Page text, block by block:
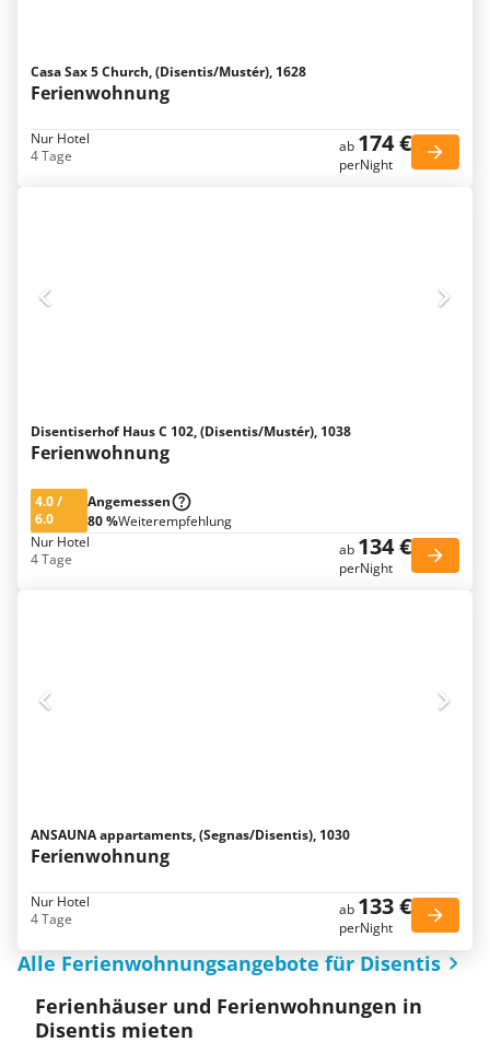
Casa Sax 5 Church, (Disentis/Mustér), 1628
Ferienwohnung
Nur Hotel
4 Tage
ab 174 €
perNight
Disentiserhof Haus C 102, (Disentis/Mustér), 1038
Ferienwohnung
4.0/
6.0
Angemessen
80 %Weiterempfehlung
Nur Hotel
4 Tage
ab 134 €
perNight
ANSAUNA appartaments, (Segnas/Disentis), 1030
Ferienwohnung
Nur Hotel
4 Tage
ab 133 €
perNight
Alle Ferienwohnungsangebote für Disentis
Ferienhäuser und Ferienwohnungen in
Disentis mieten